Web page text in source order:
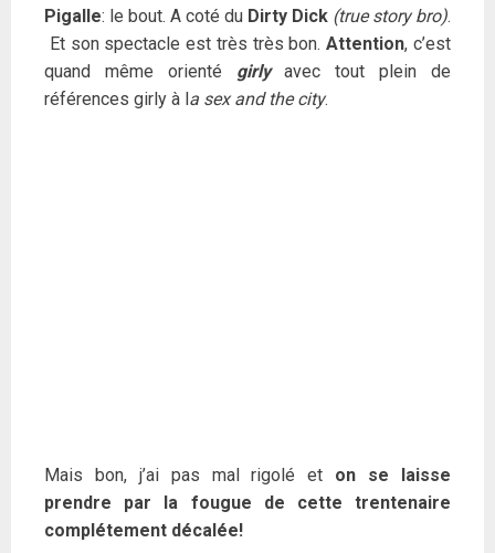
Pigalle: le bout. A coté du Dirty Dick (true story bro).
Et son spectacle est très très bon.Attention, c’est
quand même orienté girlyavec tout plein de
références girly à la sex and the city.
Mais bon, j’ai pas mal rigolé et on se laisse
prendre par la fougue de cette trentenaire
complétement décalée!